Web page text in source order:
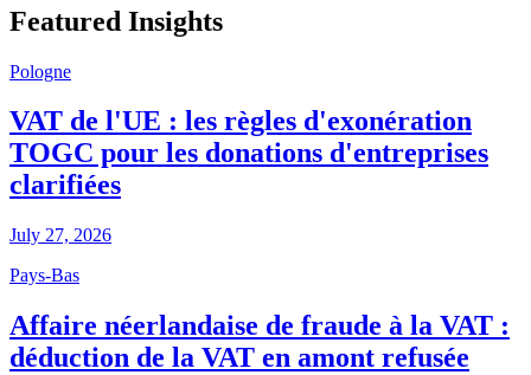
Featured Insights
Pologne
VAT de l'UE : les règles d'exonération
TOGC pour les donations d'entreprises
clarifiées
July 27, 2026
Pays-Bas
Affaire néerlandaise de fraude à la VAT :
déduction de la VAT en amont refusée